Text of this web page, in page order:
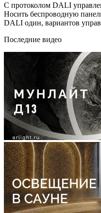
С протоколом DALI
Носить беспроводную
DALI один, вариантов
Последние видео